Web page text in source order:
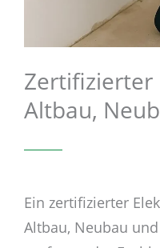
Zertifizierter
Altbau,
Ein zertifizierter
Altbau, Neubau